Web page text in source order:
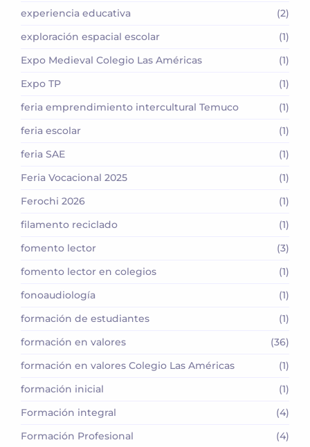
experiencia educativa
(2)
exploración espacial escolar
(1)
Expo Medieval Colegio Las Américas
(1)
Expo TP
(1)
feria emprendimiento intercultural Temuco
(1)
feria escolar
(1)
feria SAE
(1)
Feria Vocacional 2025
(1)
Ferochi 2026
(1)
filamento reciclado
(1)
fomento lector
(3)
fomento lector en colegios
(1)
fonoaudiología
(1)
formación de estudiantes
(1)
formación en valores
(36)
formación en valores Colegio Las Américas
(1)
formación inicial
(1)
Formación integral
(4)
Formación Profesional
(4)